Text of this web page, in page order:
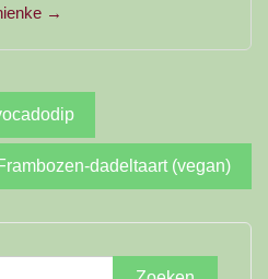
→
dadeltaart (vegan)